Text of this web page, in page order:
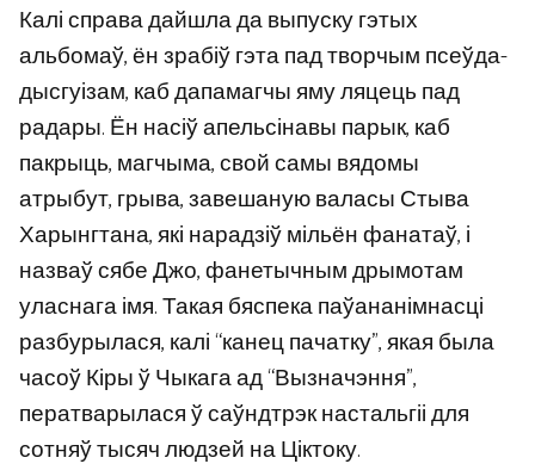
Калі справа дайшла да выпуску гэтых
альбомаў, ён зрабіў гэта пад творчым псеўда-
дысгуізам, каб дапамагчы яму ляцець пад
радары. Ён насіў апельсінавы парык, каб
пакрыць, магчыма, свой самы вядомы
атрыбут, грыва, завешаную валасы Стыва
Харынгтана, які нарадзіў мільён фанатаў, і
назваў сябе Джо, фанетычным дрымотам
уласнага імя. Такая бяспека паўананімнасці
разбурылася, калі “канец пачатку”, якая была
часоў Кіры ў Чыкага ад “Вызначэння”,
ператварылася ў саўндтрэк настальгіі для
сотняў тысяч людзей на Ціктоку.